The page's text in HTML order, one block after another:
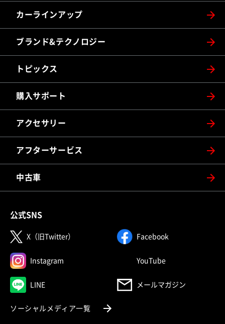
カーラインアップ
ブランド&テクノロジー
トピックス
購入サポート
アクセサリー
アフターサービス
中古車
公式SNS
X（旧Twitter） （別ウィンドウで開く）Facebook（別ウィンドウ
Instagram （別ウィンドウで開く）YouTube（別ウィンドウで
LINE（別ウィンドウで開く） メールマガジン
ソーシャルメディア一覧（別ウィンドウで開く）